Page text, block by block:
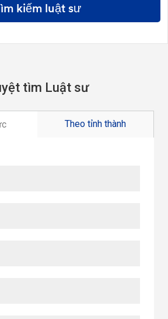
kiếm luật sư
tìm Luật sư
Theo tỉnh thành